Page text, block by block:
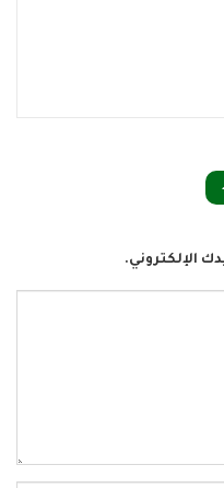
الإلكتروني.